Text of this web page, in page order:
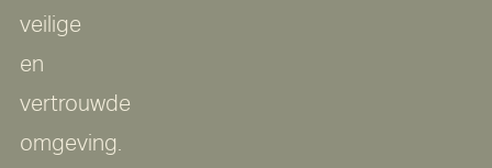
veilige
en
vertrouwde
omgeving.